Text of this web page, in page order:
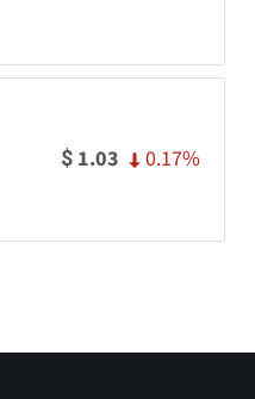
$ 1.03 0.17%